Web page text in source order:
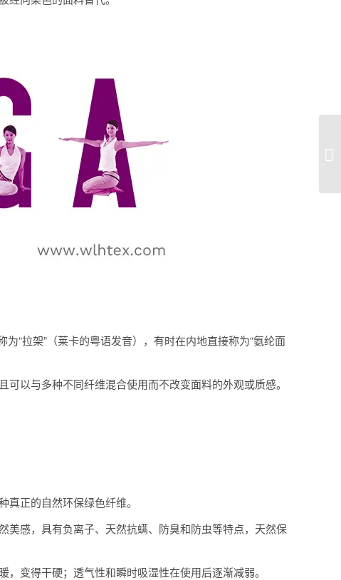
“拉架”（莱卡的粤语发音），有时在内地直接称为“氨纶面
以与多种不同纤维混合使用而不改变面料的外观或质感。
正的自然环保绿色纤维。
美感，具有负离子、天然抗螨、防臭和防虫等特点，天然保
变得干硬；透气性和瞬时吸湿性在使用后逐渐减弱。